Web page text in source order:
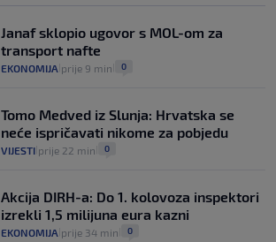
Analitičar o Mostu: Oni su u yin-yang
poziciji i imaju drugog najpoznatijeg
bravara u povijesti Hrvatske
30. srp. | 16
Janaf sklopio ugovor s MOL-om za
transport nafte
EKONOMIJA prije 9 min 0
Tomo Medved iz Slunja: Hrvatska se
neće ispričavati nikome za pobjedu
VIJESTI prije 22 min 0
Akcija DIRH-a: Do 1. kolovoza inspektori
izrekli 1,5 milijuna eura kazni
EKONOMIJA prije 34 min 0